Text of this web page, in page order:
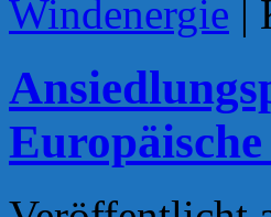
Windenergie |